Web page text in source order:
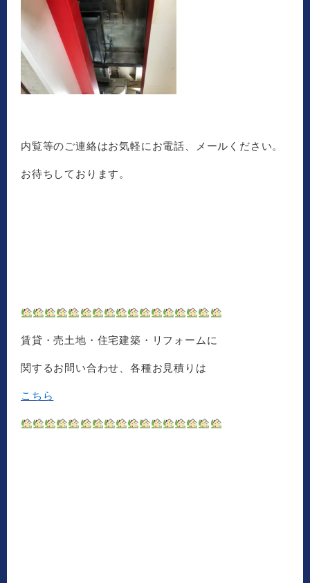
内覧等のご連絡はお気軽にお電話、メールください。
お待ちしております。
賃貸・売土地・住宅建築・リフォームに
関するお問い合わせ、各種お見積りは
こちら